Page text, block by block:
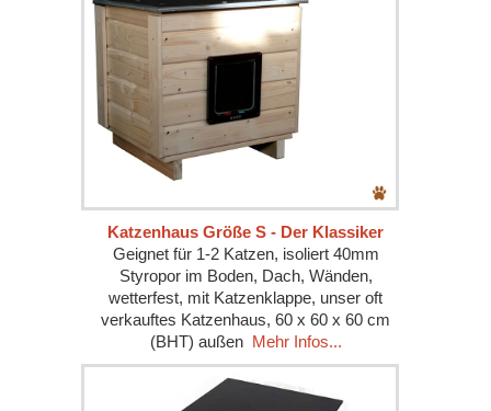
Katzenhaus Größe S - Der Klassiker
Geignet für 1-2 Katzen, isoliert 40mm
Styropor im Boden, Dach, Wänden,
wetterfest, mit Katzenklappe, unser oft
verkauftes Katzenhaus, 60 x 60 x 60 cm
(BHT) außen
Mehr Infos...